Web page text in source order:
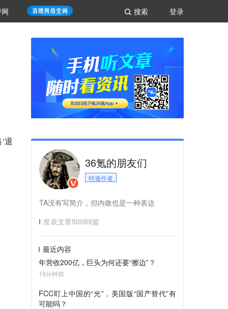
登录
搜索
退
36氪的朋友们
特邀作者
TA没有写简介，但内敛也是一种表达
发表文章50089篇
最近内容
年营收200亿，巨头为何还要“擦边”？
19分钟前
FCC盯上中国的“光”，美国版“国产替代”有
可能吗？